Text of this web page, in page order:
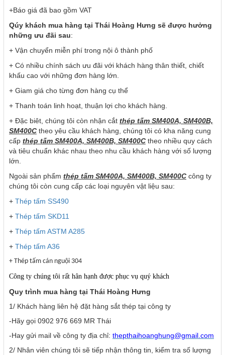
+Báo giá đã bao gồm VAT
Qúy khách mua hàng tại Thái Hoàng Hưng sẽ được hưởng
những ưu đãi sau:
+ Vận chuyển miễn phí trong nội ô thành phố
+ Có nhiều chính sách ưu đãi với khách hàng thân thiết, chiết
khấu cao với những đơn hàng lớn.
+ Giam giá cho từng đơn hàng cụ thể
+ Thanh toán linh hoạt, thuận lợi cho khách hàng.
+ Đặc biêt, chúng tôi còn nhận cắt thép tấm SM400A, SM400B,
SM400C theo yêu cầu khách hàng, chúng tôi có kha năng cung
cấp thép tấm SM400A, SM400B, SM400C theo nhiều quy cách
và tiêu chuẩn khác nhau theo nhu cầu khách hàng với số lượng
lớn.
Ngoài sản phẩm thép tấm SM400A, SM400B, SM400C công ty
chúng tôi còn cung cấp các loại nguyên vật liệu sau:
+ Thép tấm SS490
+ Thép tấm SKD11
+ Thép tấm ASTM A285
+ Thép tấm A36
+ Thép tấm cán nguội 304
Công ty chúng tôi rất hân hạnh được phục vụ quý khách
Quy trình mua hàng tại Thái Hoàng Hưng
1/ Khách hàng liên hệ đặt hàng sắt thép tại công ty
-Hãy gọi 0902 976 669 MR Thái
-Hay gửi mail về công ty địa chỉ: thepthaihoanghung@gmail.com
2/ Nhân viên chúng tôi sẽ tiếp nhận thông tin, kiểm tra số lượng